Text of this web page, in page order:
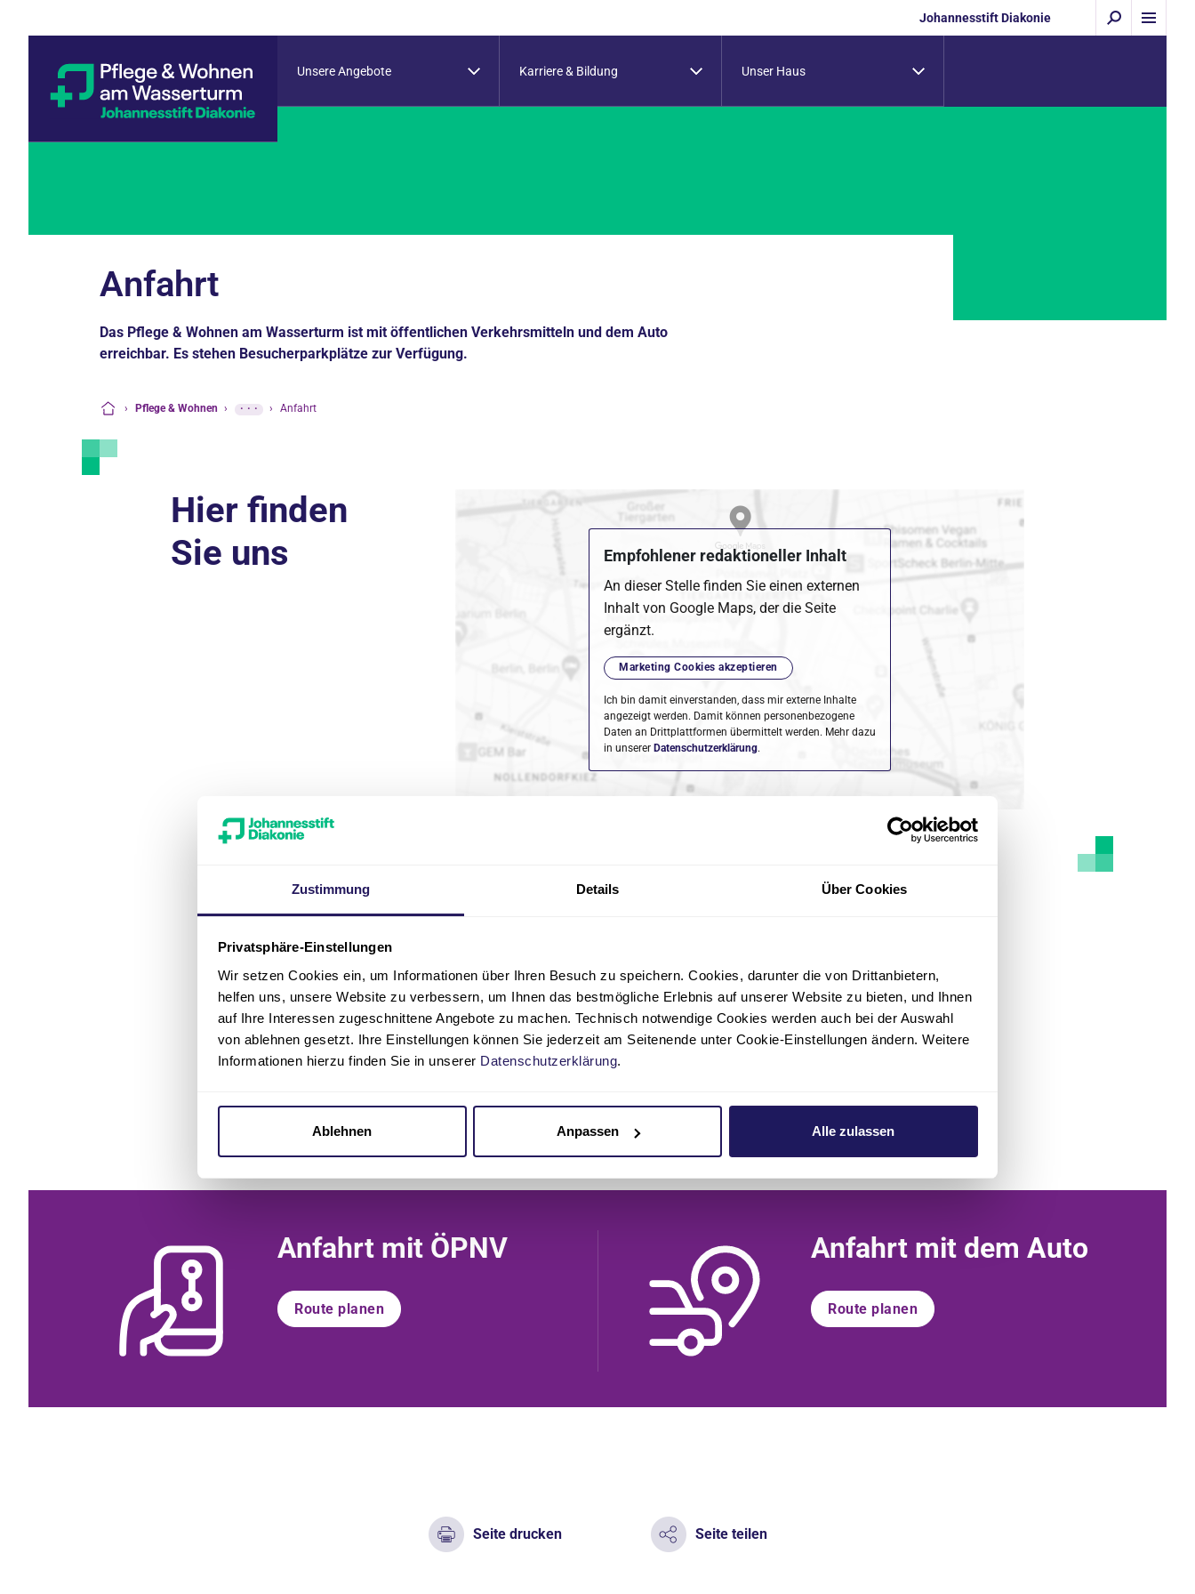
Zustimmung Details Über Cookies
Privatsphäre-Einstellungen
Wir setzen Cookies ein, um Informationen über Ihren Besuch zu speichern. Cookies, darunter die von Drittanbietern,
helfen uns, unsere Website zu verbessern, um Ihnen das bestmögliche Erlebnis auf unserer Website zu bieten, und Ihnen
auf Ihre Interessen zugeschnittene Angebote zu machen. Technisch notwendige Cookies werden auch bei der Auswahl
von ablehnen gesetzt. Ihre Einstellungen können Sie jederzeit am Seitenende unter Cookie-Einstellungen ändern. Weitere
Informationen hierzu finden Sie in unserer Datenschutzerklärung.
Ablehnen Anpassen Alle zulassen
Johannesstift Diakonie
Unsere Angebote Karriere & Bildung Unser Haus
Anfahrt
Das Pflege & Wohnen am Wasserturm ist mit öffentlichen Verkehrsmitteln und dem Auto
erreichbar. Es stehen Besucherparkplätze zur Verfügung.
› Pflege & Wohnen › ··· › Anfahrt
Hier finden
Sie uns
Empfohlener redaktioneller Inhalt
An dieser Stelle finden Sie einen externen
Inhalt von Google Maps, der die Seite
ergänzt.
Marketing Cookies akzeptieren
Ich bin damit einverstanden, dass mir externe Inhalte
angezeigt werden. Damit können personenbezogene
Daten an Drittplattformen übermittelt werden. Mehr dazu
in unserer Datenschutzerklärung.
So erreichen Sie uns
Pflege & Wohnen am Wasserturm
Oranienburger Straße 43
16540 Hohen Neuendorf
Anfahrt mit ÖPNV
Route planen
Anfahrt mit dem Auto
Route planen
Seite drucken Seite teilen